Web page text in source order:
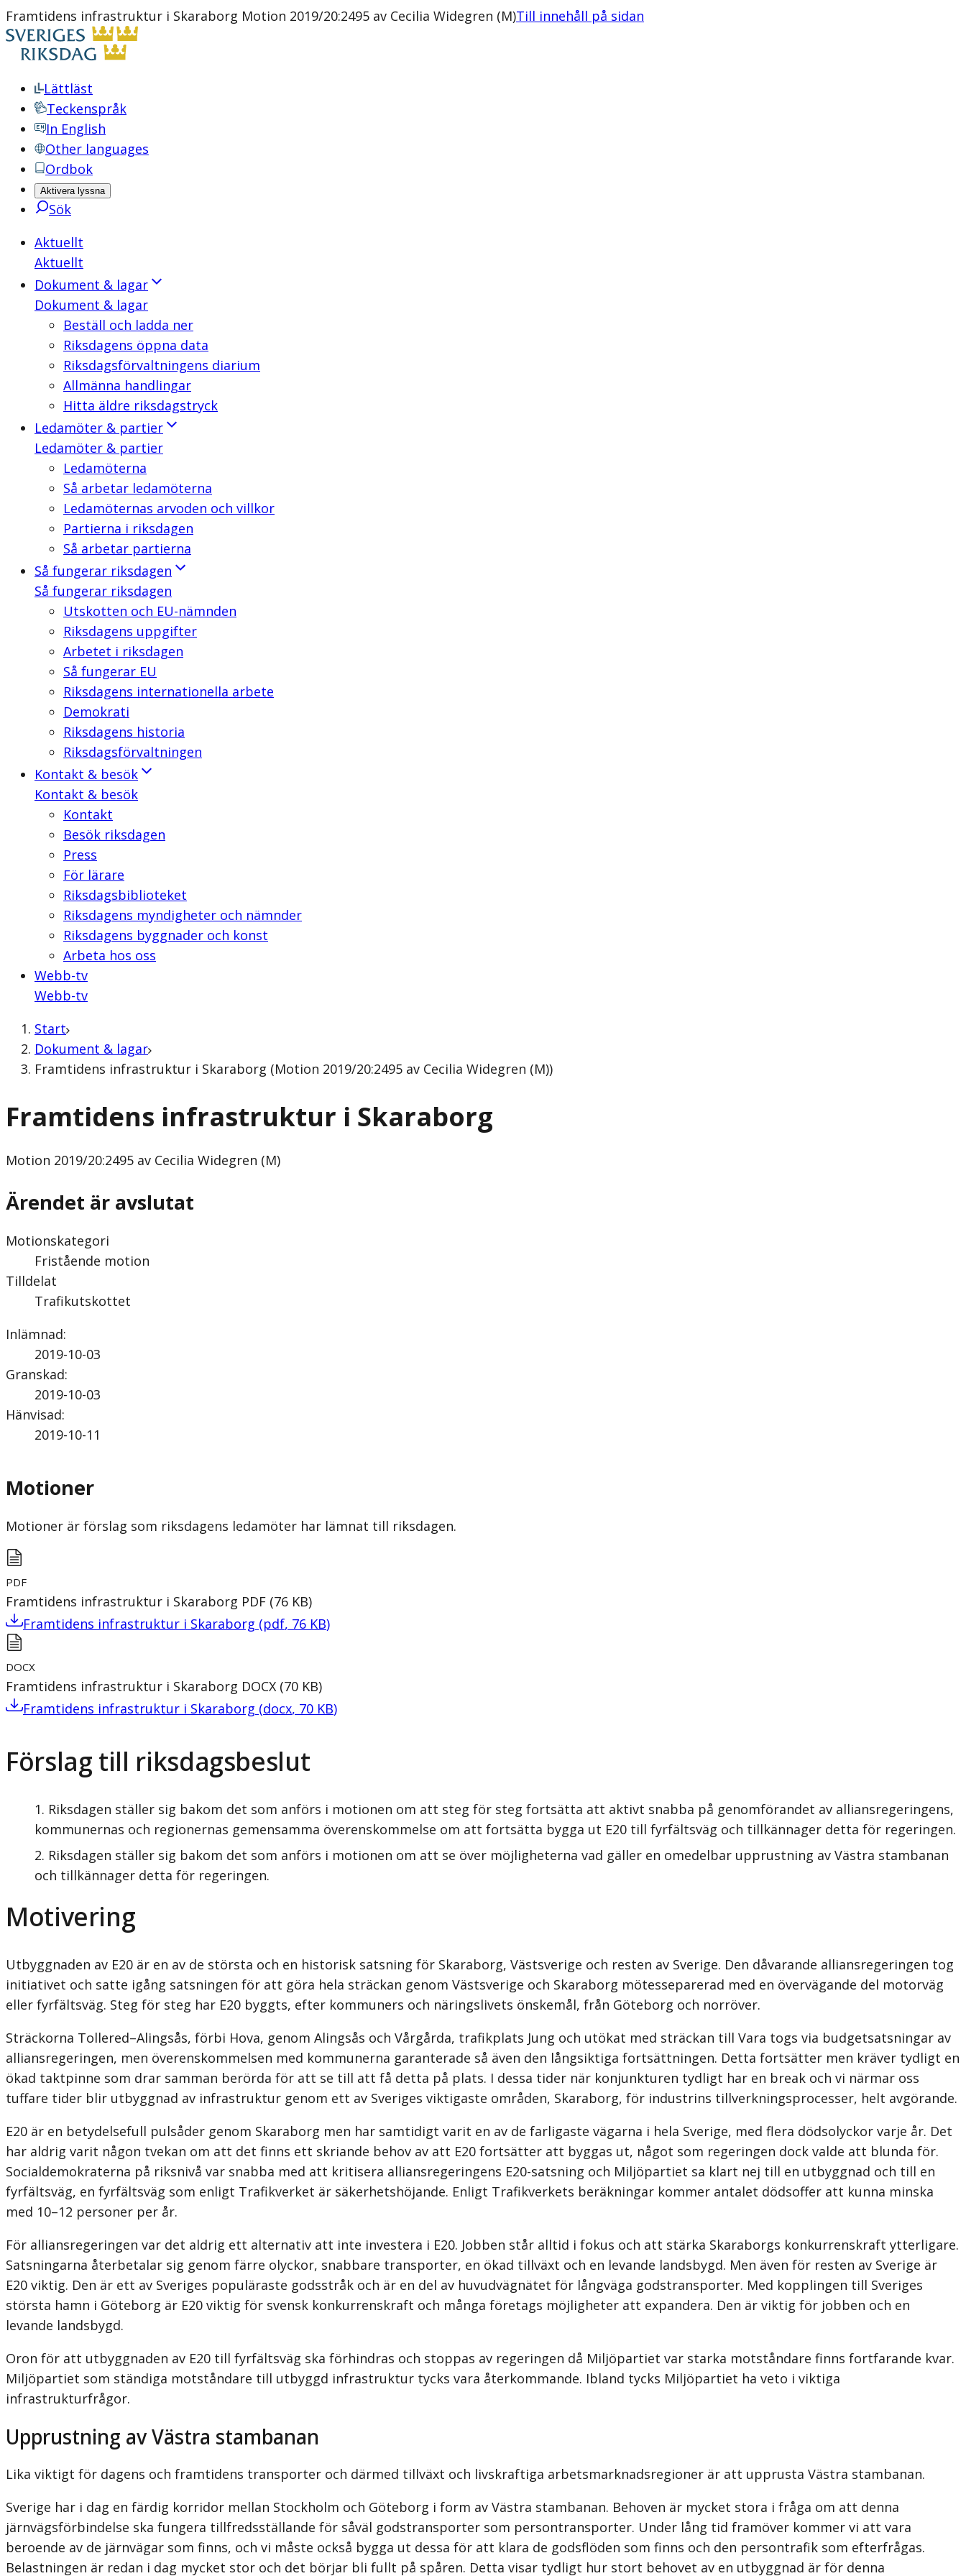
Framtidens infrastruktur i Skaraborg Motion 2019/20:2495 av Cecilia Widegren (M)Till innehåll på sidan
Lättläst
Teckenspråk
In English
Other languages
Ordbok
Aktivera lyssna
Sök
Aktuellt
Aktuellt
Dokument & lagar
Dokument & lagar
Beställ och ladda ner
Riksdagens öppna data
Riksdagsförvaltningens diarium
Allmänna handlingar
Hitta äldre riksdagstryck
Ledamöter & partier
Ledamöter & partier
Ledamöterna
Så arbetar ledamöterna
Ledamöternas arvoden och villkor
Partierna i riksdagen
Så arbetar partierna
Så fungerar riksdagen
Så fungerar riksdagen
Utskotten och EU-nämnden
Riksdagens uppgifter
Arbetet i riksdagen
Så fungerar EU
Riksdagens internationella arbete
Demokrati
Riksdagens historia
Riksdagsförvaltningen
Kontakt & besök
Kontakt & besök
Kontakt
Besök riksdagen
Press
För lärare
Riksdagsbiblioteket
Riksdagens myndigheter och nämnder
Riksdagens byggnader och konst
Arbeta hos oss
Webb-tv
Webb-tv
Start
Dokument & lagar
Framtidens infrastruktur i Skaraborg (Motion 2019/20:2495 av Cecilia Widegren (M))
Framtidens infrastruktur i Skaraborg
Motion 2019/20:2495 av Cecilia Widegren (M)
Ärendet är avslutat
Motionskategori
Fristående motion
Tilldelat
Trafikutskottet
Inlämnad:
2019-10-03
Granskad:
2019-10-03
Hänvisad:
2019-10-11
Motioner
Motioner är förslag som riksdagens ledamöter har lämnat till riksdagen.
PDF
Framtidens infrastruktur i Skaraborg PDF (76 KB)
Framtidens infrastruktur i Skaraborg (pdf, 76 KB)
DOCX
Framtidens infrastruktur i Skaraborg DOCX (70 KB)
Framtidens infrastruktur i Skaraborg (docx, 70 KB)
Förslag till riksdagsbeslut
Riksdagen ställer sig bakom det som anförs i motionen om att steg för steg fortsätta att aktivt snabba på genomförandet av alliansregeringens,
kommunernas och regionernas gemensamma överenskommelse om att fortsätta bygga ut E20 till fyrfältsväg och tillkännager detta för regeringen.
Riksdagen ställer sig bakom det som anförs i motionen om att se över möjligheterna vad gäller en omedelbar upprustning av Västra stambanan
och tillkännager detta för regeringen.
Motivering
Utbyggnaden av E20 är en av de största och en historisk satsning för Skaraborg, Västsverige och resten av Sverige. Den dåvarande alliansregeringen tog
initiativet och satte igång satsningen för att göra hela sträckan genom Västsverige och Skaraborg mötesseparerad med en övervägande del motorväg
eller fyrfältsväg. Steg för steg har E20 byggts, efter kommuners och näringslivets önskemål, från Göteborg och norröver.
Sträckorna Tollered–Alingsås, förbi Hova, genom Alingsås och Vårgårda, trafik­plats Jung och utökat med sträckan till Vara togs via budgetsatsningar av
allians­regeringen, men överenskommelsen med kommunerna garanterade så även den långsiktiga fortsättningen. Detta fortsätter men kräver tydligt en
ökad taktpinne som drar samman berörda för att se till att få detta på plats. I dessa tider när konjunkturen tydligt har en break och vi närmar oss
tuffare tider blir utbyggnad av infrastruktur genom ett av Sveriges viktigaste områden, Skaraborg, för industrins tillverknings­processer, helt avgörande.
E20 är en betydelsefull pulsåder genom Skaraborg men har samtidigt varit en av de farligaste vägarna i hela Sverige, med flera dödsolyckor varje år. Det
har aldrig varit någon tvekan om att det finns ett skriande behov av att E20 fortsätter att byggas ut, något som regeringen dock valde att blunda för.
Socialdemokraterna på riksnivå var snabba med att kritisera alliansregeringens E20-satsning och Miljöpartiet sa klart nej till en utbyggnad och till en
fyrfältsväg, en fyrfältsväg som enligt Trafikverket är säkerhets­höjande. Enligt Trafikverkets beräkningar kommer antalet dödsoffer att kunna minska
med 10–12 personer per år.
För alliansregeringen var det aldrig ett alternativ att inte investera i E20. Jobben står alltid i fokus och att stärka Skaraborgs konkurrenskraft ytterligare.
Satsningarna åter­betalar sig genom färre olyckor, snabbare transporter, en ökad tillväxt och en levande landsbygd. Men även för resten av Sverige är
E20 viktig. Den är ett av Sveriges populäraste godsstråk och är en del av huvudvägnätet för långväga godstransporter. Med kopplingen till Sveriges
största hamn i Göteborg är E20 viktig för svensk konkurrenskraft och många företags möjligheter att expandera. Den är viktig för jobben och en
levande landsbygd.
Oron för att utbyggnaden av E20 till fyrfältsväg ska förhindras och stoppas av regeringen då Miljöpartiet var starka motståndare finns fortfarande kvar.
Miljöpartiet som ständiga motståndare till utbyggd infrastruktur tycks vara återkommande. Ibland tycks Miljöpartiet ha veto i viktiga
infrastrukturfrågor.
Upprustning av Västra stambanan
Lika viktigt för dagens och framtidens transporter och därmed tillväxt och livskraftiga arbetsmarknadsregioner är att upprusta Västra stambanan.
Sverige har i dag en färdig korridor mellan Stockholm och Göteborg i form av Västra stambanan. Behoven är mycket stora i fråga om att denna
järnvägsförbindelse ska fungera tillfredsställande för såväl godstransporter som persontransporter. Under lång tid framöver kommer vi att vara
beroende av de järnvägar som finns, och vi måste också bygga ut dessa för att klara de godsflöden som finns och den persontrafik som efterfrågas.
Belastningen är redan i dag mycket stor och det börjar bli fullt på spåren. Detta visar tydligt hur stort behovet av en utbyggnad är för denna